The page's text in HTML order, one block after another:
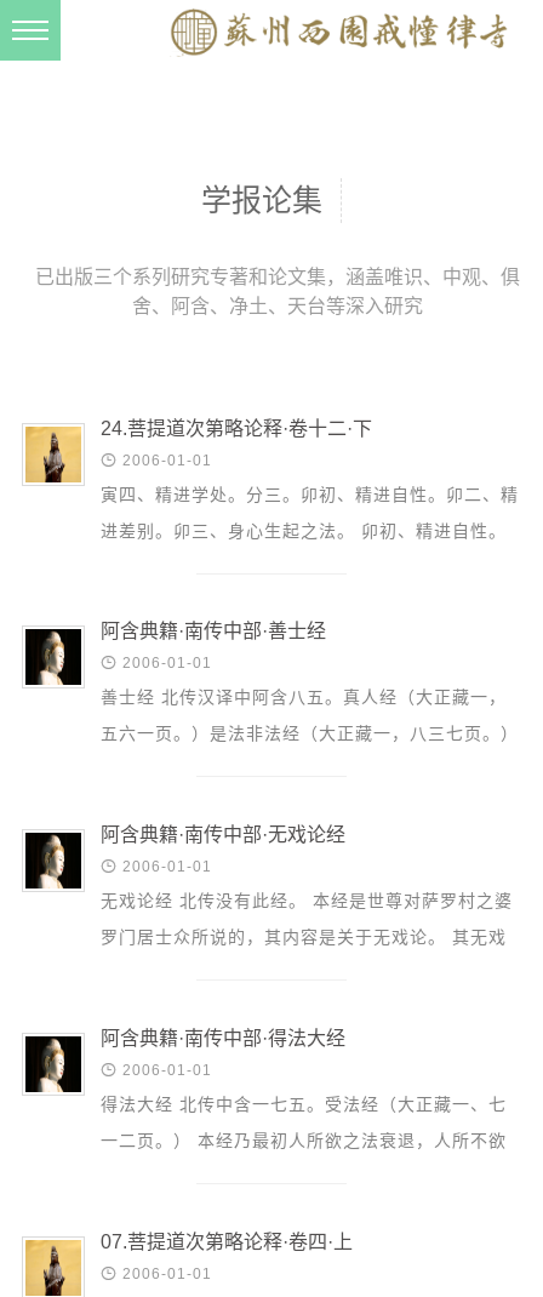
三风建设
寺院管理
道风建设
法音宣流
助印功德
弘法活动
西园法讯
义工家园
观世音热线
菩提静修营
观自在禅修营
学报论集
信息公告
戒幢论坛
活动记录
西园风光
学报论集
已出版三个系列研究专著和论文集，涵盖唯识、中观、俱
舍、阿含、净土、天台等深入研究
24.菩提道次第略论释·卷十二·下
 2006-01-01
寅四、精进学处。分三。卯初、精进自性。卯二、精
进差别。卯三、身心生起之法。 卯初、精进自性。
阿含典籍·南传中部·善士经
 2006-01-01
善士经 北传汉译中阿含八五。真人经（大正藏一，
五六一页。）是法非法经（大正藏一，八三七页。）
阿含典籍·南传中部·无戏论经
 2006-01-01
无戏论经 北传没有此经。 本经是世尊对萨罗村之婆
罗门居士众所说的，其内容是关于无戏论。 其无戏
阿含典籍·南传中部·得法大经
 2006-01-01
得法大经 北传中含一七五。受法经（大正藏一、七
一二页。） 本经乃最初人所欲之法衰退，人所不欲
07.菩提道次第略论释·卷四·上
 2006-01-01